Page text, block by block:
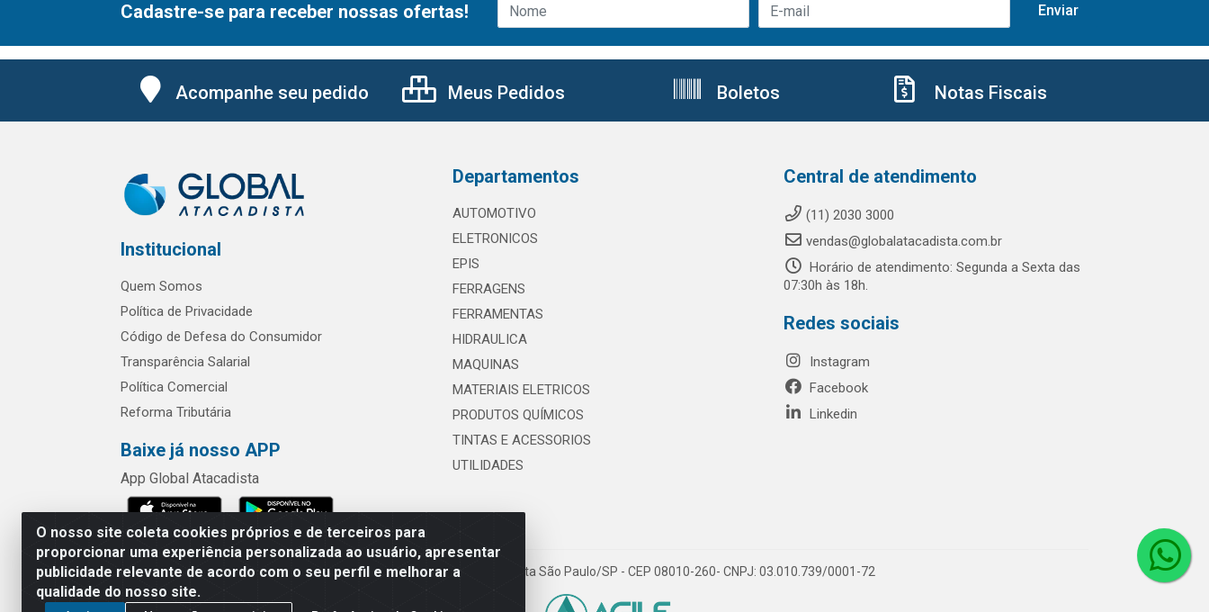
O nosso site coleta cookies próprios e de terceiros para
proporcionar uma experiência personalizada ao usuário, apresentar
publicidade relevante de acordo com o seu perfil e melhorar a
qualidade do nosso site.
Cadastre-se para receber nossas ofertas!
Acompanhe seu pedido Meus Pedidos Boletos Notas Fiscais
Institucional
Quem Somos
Política de Privacidade
Código de Defesa do Consumidor
Transparência Salarial
Política Comercial
Reforma Tributária
Baixe já nosso APP
App Global Atacadista
Departamentos
AUTOMOTIVO
ELETRONICOS
EPIS
FERRAGENS
FERRAMENTAS
HIDRAULICA
MAQUINAS
MATERIAIS ELETRICOS
PRODUTOS QUÍMICOS
TINTAS E ACESSORIOS
UTILIDADES
Central de atendimento
(11) 2030 3000
vendas@globalatacadista.com.br
Horário de atendimento: Segunda a Sexta das
07:30h às 18h.
Redes sociais
Instagram
Facebook
Linkedin
Rua Chipuê, 117 - S. Miguel Paulista São Paulo/SP - CEP 08010-260- CNPJ: 03.010.739/0001-72